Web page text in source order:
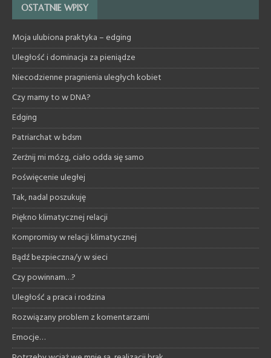
OSTATNIE WPISY
Moja ulubiona praktyka – edging
Uległość i dominacja za pieniądze
Niecodzienne pragnienia uległych kobiet
Czy mamy to w DNA?
Edging
Patriarchat w bdsm
Zerżnij mi mózg, ciało odda się samo
Poświęcenie uległej
Tak, nadal poszukuję
Piękno klimatycznej relacji
Kompromisy w relacji klimatycznej
Bądź bezpieczna/y w sieci
Czy powinnam…?
Uległość a praca i rodzina
Rozwiązany problem z komentarzami
Emocje…